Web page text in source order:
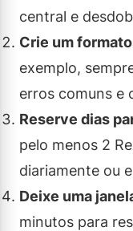
central e
Crie um
exemplo,
erros comuns e
Reserve dias
pelo menos 2
diariamente ou
Deixe uma
minutos para